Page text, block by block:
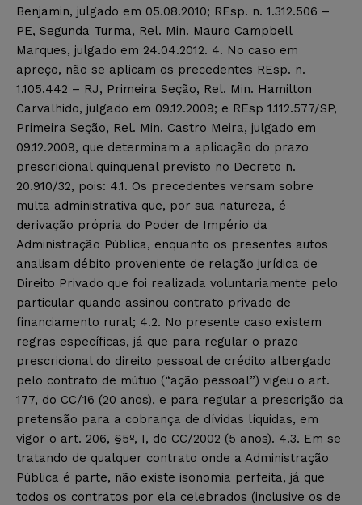
Benjamin, julgado em 05.08.2010; REsp. n. 1.312.506 –
PE, Segunda Turma, Rel. Min. Mauro Campbell
Marques, julgado em 24.04.2012. 4. No caso em
apreço, não se aplicam os precedentes REsp. n.
1.105.442 – RJ, Primeira Seção, Rel. Min. Hamilton
Carvalhido, julgado em 09.12.2009; e REsp 1.112.577/SP,
Primeira Seção, Rel. Min. Castro Meira, julgado em
09.12.2009, que determinam a aplicação do prazo
prescricional quinquenal previsto no Decreto n.
20.910/32, pois: 4.1. Os precedentes versam sobre
multa administrativa que, por sua natureza, é
derivação própria do Poder de Império da
Administração Pública, enquanto os presentes autos
analisam débito proveniente de relação jurídica de
Direito Privado que foi realizada voluntariamente pelo
particular quando assinou contrato privado de
financiamento rural; 4.2. No presente caso existem
regras específicas, já que para regular o prazo
prescricional do direito pessoal de crédito albergado
pelo contrato de mútuo (“ação pessoal”) vigeu o art.
177, do CC/16 (20 anos), e para regular a prescrição da
pretensão para a cobrança de dívidas líquidas, em
vigor o art. 206, §5º, I, do CC/2002 (5 anos). 4.3. Em se
tratando de qualquer contrato onde a Administração
Pública é parte, não existe isonomia perfeita, já que
todos os contratos por ela celebrados (inclusive os de